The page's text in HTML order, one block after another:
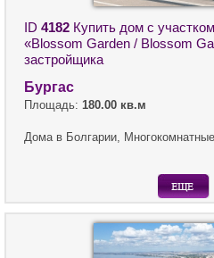
ID 4182 Купить дом с
«Blossom Garden / Blossom
застройщика
Бургас
Площадь: 180.00 кв.м
Дома в Болгарии, Многокомнатные